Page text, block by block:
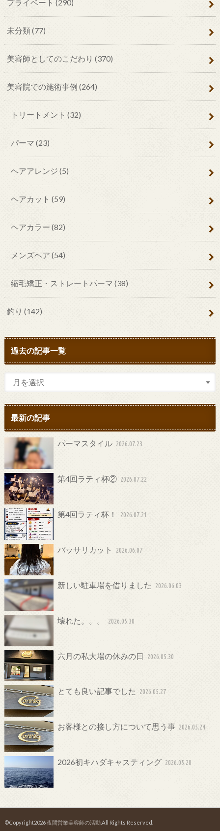
プライベート (290)
未分類(77)
美容師としてのこだわり (370)
美容院での施術事例 (264)
トリートメント (32)
パーマ (23)
ヘアアレンジ (5)
ヘアカット (59)
ヘアカラー (82)
メンズヘア (54)
縮毛矯正・ストレートパーマ (38)
釣り (142)
過去の記事一覧
最新の記事
パーマスタイル 2026.07.23
第4回ラティ杯② 2026.07.22
第4回ラティ杯！ 2026.07.21
バッサリカット 2026.06.07
新しい駐車場を借りました 2026.06.03
壊れた。。。 2026.05.30
六月の私大場の休みの日 2026.05.30
とても良い記事でした 2026.05.27
お客様との接し方について思う事 2026.05.24
2026初キハダキャスティング 2026.05.20
©Copyright2026夜間営業美容師の活動.All Rights Reserved.